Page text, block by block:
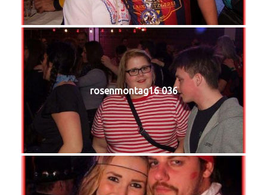
rosenmontag16 036